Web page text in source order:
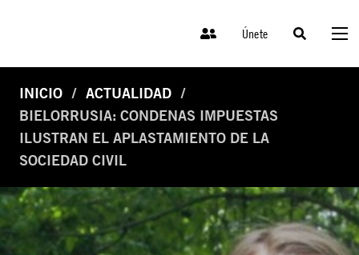
Únete
INICIO
ACTUALIDAD
BIELORRUSIA: CONDENAS IMPUESTAS
ILUSTRAN EL APLASTAMIENTO DE LA
SOCIEDAD CIVIL